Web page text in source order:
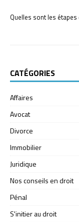
Quelles sont les
CATÉGORIES
Affaires
Avocat
Divorce
Immobilier
Juridique
Nos conseils en droit
Pénal
S'initier au droit